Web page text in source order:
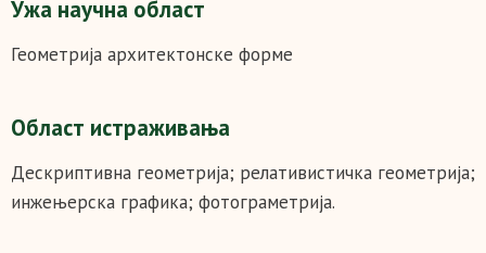
Ужа научна област
Геометрија архитектонске форме
Област истраживања
Дескриптивна геометрија; релативистичка геометрија;
инжењерска графика; фотограметрија.